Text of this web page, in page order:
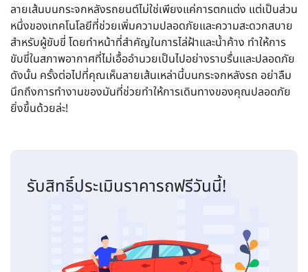
ลายเส้นบนกระจกหลังรถยนต์ไม่ใช่เพียงแค่การตกแต่ง แต่เป็นส่วน
หนึ่งของเทคโนโลยีที่ช่วยเพิ่มความปลอดภัยและความสะดวกสบาย
สำหรับผู้ขับขี่ โดยทำหน้าที่สำคัญในการไล่ฝ้าและน้ำค้าง ทำให้การ
ขับขี่ในสภาพอากาศที่ไม่เอื้ออำนวยเป็นไปอย่างราบรื่นและปลอดภัย
ดังนั้น ครั้งต่อไปที่คุณเห็นลายเส้นเหล่านี้บนกระจกหลังรถ อย่าลืม
นึกถึงการทำงานของมันที่ช่วยทำให้การเดินทางของคุณปลอดภัย
ยิ่งขึ้นด้วยล่ะ!
รับสิทธิ์ประเมินราคารถฟรีวันนี้!